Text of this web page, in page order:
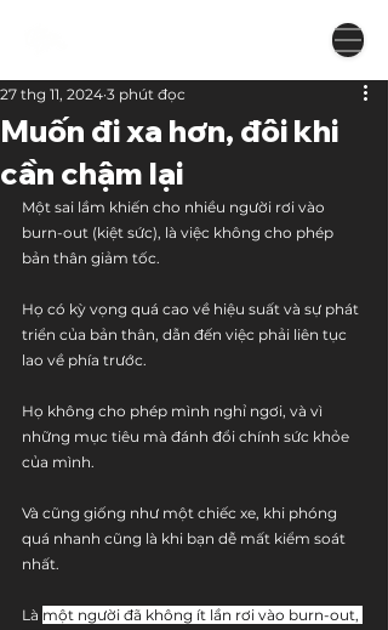
Muốn đi xa hơn, đôi khi
cần chậm lại
27 thg 11, 2024 3 phút đọc
Một sai lầm khiến cho nhiều người rơi vào
burn-out (kiệt sức), là việc không cho phép
bản thân giảm tốc.
Họ có kỳ vọng quá cao về hiệu suất và sự phát
triển của bản thân, dẫn đến việc phải liên tục
lao về phía trước.
Họ không cho phép mình nghỉ ngơi, và vì
những mục tiêu mà đánh đổi chính sức khỏe
của mình.
Và cũng giống như một chiếc xe, khi phóng
quá nhanh cũng là khi bạn dễ mất kiểm soát
nhất.
Là một người đã không ít lần rơi vào burn-out,